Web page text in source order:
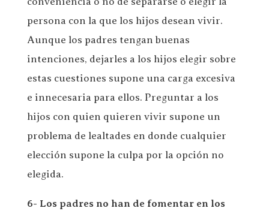
persona con la que los hijos desean vivir.
Aunque los padres tengan buenas
intenciones, dejarles a los hijos elegir sobre
estas cuestiones supone una carga excesiva
e innecesaria para ellos. Preguntar a los
hijos con quien quieren vivir supone un
problema de lealtades en donde cualquier
elección supone la culpa por la opción no
elegida.
6- Los padres no han de fomentar en los